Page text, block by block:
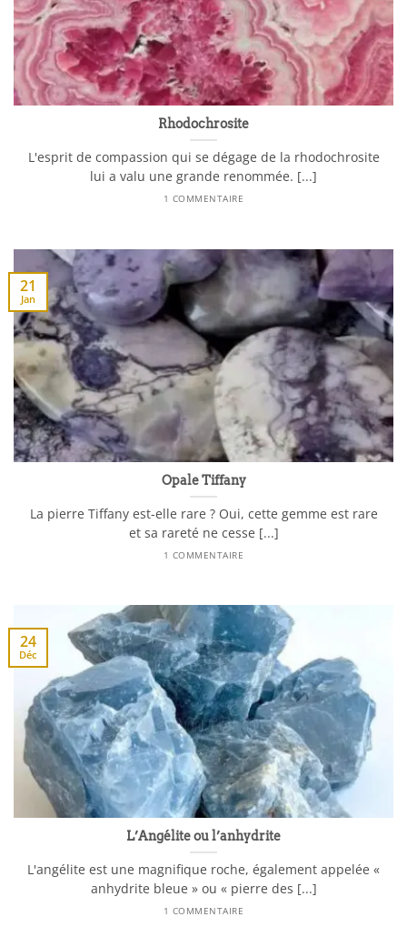
Rhodochrosite
L'esprit de compassion qui se dégage de la rhodochrosite
lui a valu une grande renommée. [...]
1 COMMENTAIRE
Opale Tiffany
La pierre Tiffany est-elle rare ? Oui, cette gemme est rare
et sa rareté ne cesse [...]
1 COMMENTAIRE
21
Jan
L’Angélite ou l’anhydrite
L'angélite est une magnifique roche, également appelée «
anhydrite bleue » ou « pierre des [...]
1 COMMENTAIRE
24
Déc